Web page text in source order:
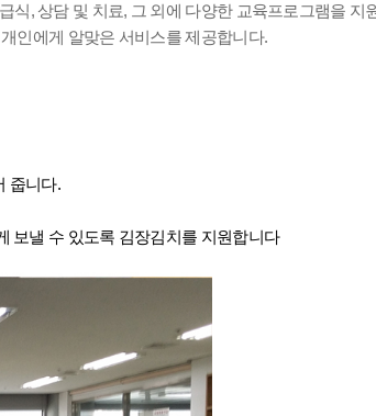
, 상담 및 치료, 그 외에 다양한 교육프로그램을 지
인에게 알맞은 서비스를 제공합니다.
줍니다.
보낼 수 있도록 김장김치를 지원합니다